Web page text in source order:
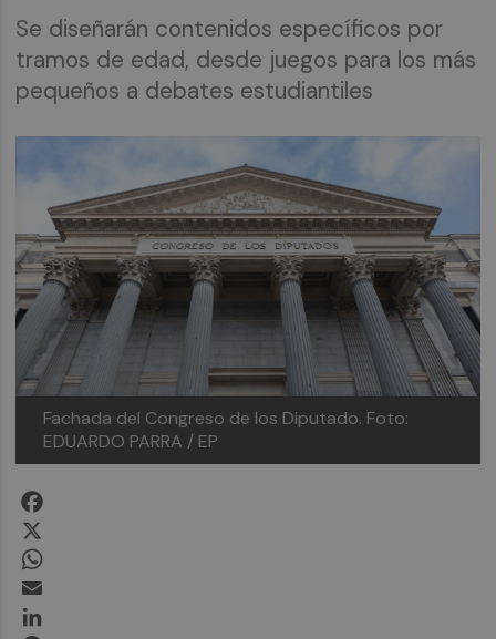
Se diseñarán contenidos específicos por
tramos de edad, desde juegos para los más
pequeños a debates estudiantiles
Fachada del Congreso de los Diputado. Foto:
EDUARDO PARRA / EP